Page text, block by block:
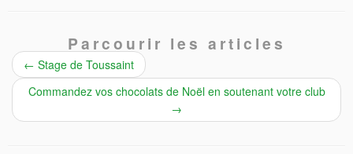
Parcourir les articles
← Stage de Toussaint
Commandez vos chocolats de Noël en soutenant votre club
→